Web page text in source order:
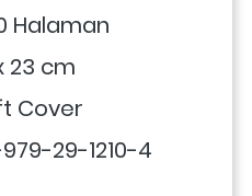
Halaman
23 cm
Cover
979-29-1210-4